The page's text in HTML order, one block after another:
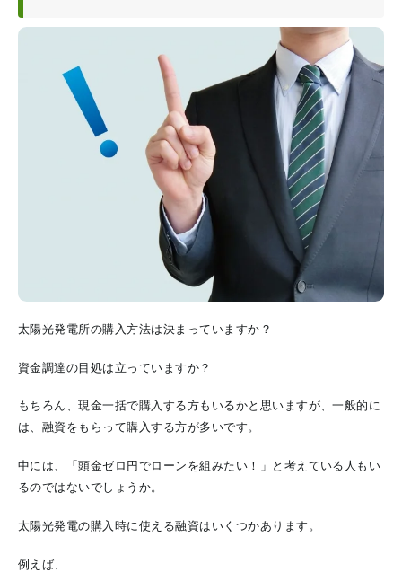
太陽光発電所の購入方法は決まっていますか？
資金調達の目処は立っていますか？
もちろん、現金一括で購入する方もいるかと思いますが、一般的に
は、融資をもらって購入する方が多いです。
中には、「頭金ゼロ円でローンを組みたい！」と考えている人もい
るのではないでしょうか。
太陽光発電の購入時に使える融資はいくつかあります。
例えば、